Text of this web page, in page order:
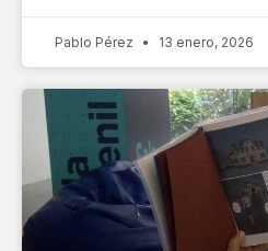
Pablo Pérez 13 enero, 2026